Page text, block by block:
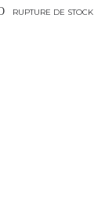
RUPTURE DE STOCK